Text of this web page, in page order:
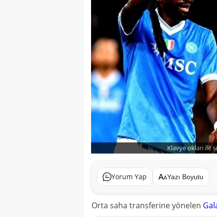
Klavye okları ile
Yorum Yap Yazı Boyutu
Orta saha transferine yönelen